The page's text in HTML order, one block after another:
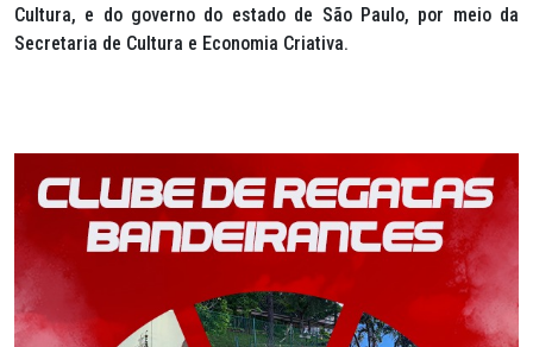
Cultura, e do governo do estado de São Paulo, por meio da
Secretaria de Cultura e Economia Criativa.